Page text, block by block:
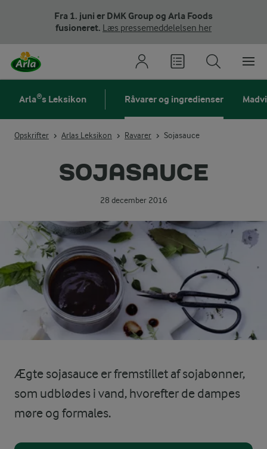
Fra 1. juni er DMK Group og Arla Foods
fusioneret. Læs pressemeddelelsen her
Arla®s Leksikon Råvarer og ingredienser
Opskrifter Arlas Leksikon Ravarer Sojasauce
SOJASAUCE
28 december 2016
Ægte sojasauce er fremstillet af sojabønner,
som udblødes i vand, hvorefter de dampes
møre og formales.